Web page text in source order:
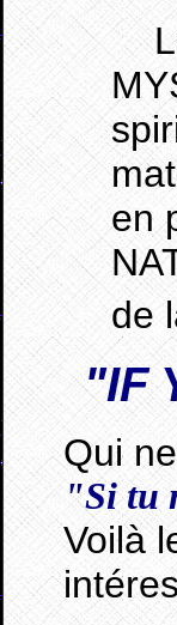
La
en
de
"IF
Qui
"Si tu
Voilà